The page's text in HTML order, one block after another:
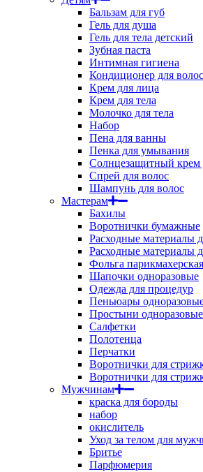
Бальзам для губ
Гель для душа
Гель для тела детский
Зубная паста
Интимная гигиена
Кондиционер для волос
Крем для лица
Крем для тела
Молочко для тела
Набор
Пена для ванны
Пенка для умывания
Солнцезащитный крем
Спрей для волос
Шампунь для волос
Мастерам
Бахилы
Воротнички бумажные
Расходные материалы
Расходные материалы
Фольга парикмахерская
Шапочки одноразовые
Одежда для процедур
Пеньюары
Простыни одноразовые
Салфетки
Полотенца
Перчатки
Воротнички для
Воротнички для
Мужчинам
краска для бороды
набор
окислитель
Уход за телом для
Бритье
Парфюмерия